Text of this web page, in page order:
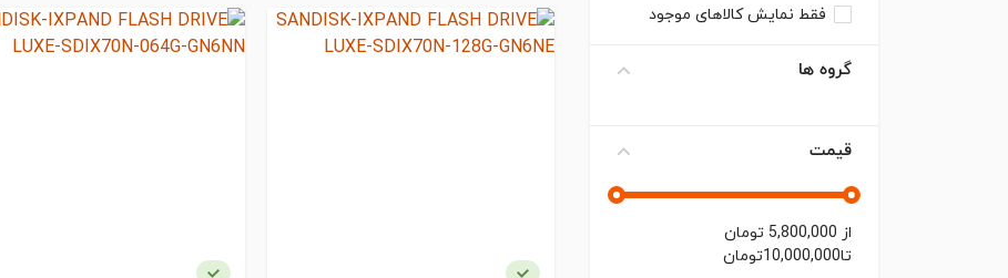
فقط نمایش کالاهای موجود
گروه ها
قیمت
از 5,800,000 تومان
تا10,000,000تومان